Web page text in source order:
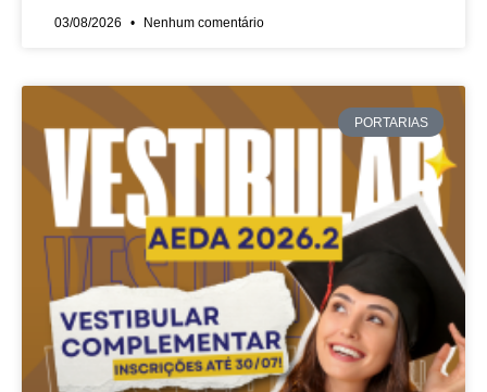
03/08/2026 Nenhum comentário
PORTARIAS